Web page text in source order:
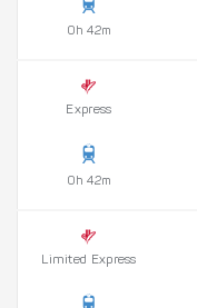
0h 42m
Express
0h 42m
Limited Express